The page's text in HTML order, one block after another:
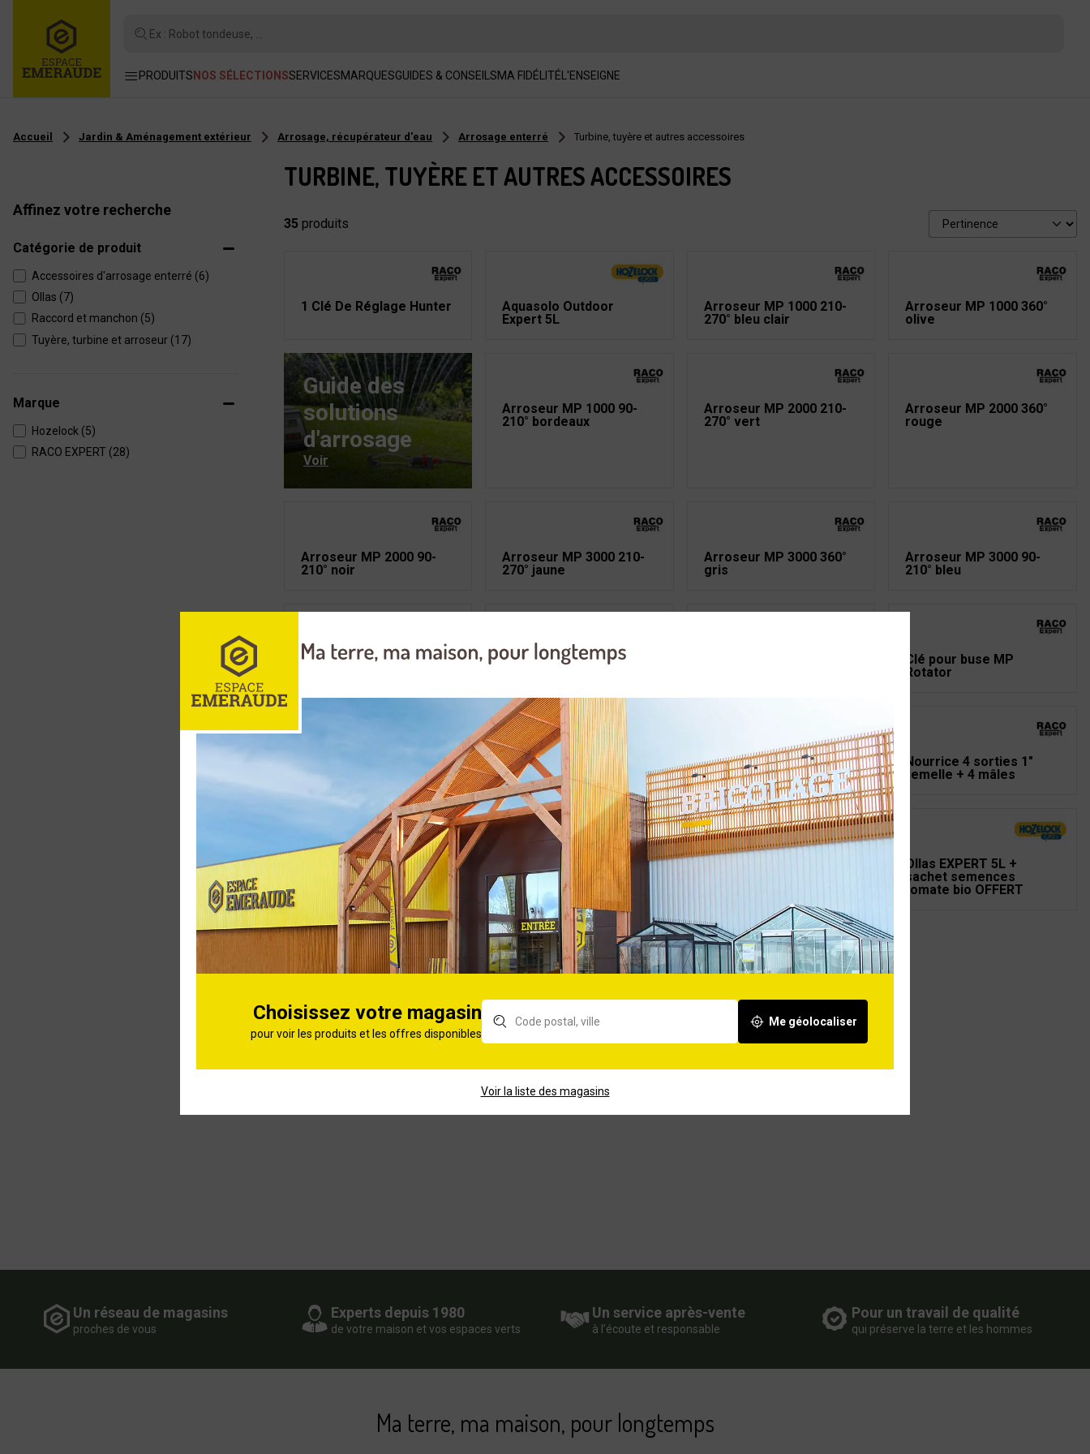
Ex : Robot tondeuse, ...
PRODUITS NOS SÉLECTIONSSERVICESMARQUESGUIDES & CONSEILSMA FIDÉLITÉL'ENSEIGNE
Accueil Jardin & Aménagement extérieur Arrosage, récupérateur d'eau Arrosage enterré Turbine, tuyère et autres accessoires
Affinez votre recherche
Catégorie de produit
Accessoires d'arrosage enterré (6)
Ollas (7)
Raccord et manchon (5)
Tuyère, turbine et arroseur (17)
Marque
Hozelock (5)
RACO EXPERT (28)
TURBINE, TUYÈRE ET AUTRES ACCESSOIRES
35 produits
1 Clé De Réglage Hunter
Aquasolo Outdoor
Expert 5L
Arroseur MP 1000 210-
270° bleu clair
Arroseur MP 1000 360°
olive
Guide des
solutions
d'arrosage
Voir
Arroseur MP 1000 90-
210° bordeaux
Arroseur MP 2000 210-
270° vert
Arroseur MP 2000 360°
rouge
Arroseur MP 2000 90-
210° noir
Arroseur MP 3000 210-
270° jaune
Arroseur MP 3000 360°
gris
Arroseur MP 3000 90-
210° bleu
Bouche d'arrosage
Canne pour clapet vanne
Clé pour buse MP
Rotator
Connexions étanches X2
Electrovanne PGV-100
HUNTER FF 1' 9V
Electrovanne PGV-100
HUNTER MM 1' 24V
Nourrice 4 sorties 1"
femelle + 4 mâles
Olla à piquer POTERIE
JAMET 0,5L vert mat
Ollas d'irrigation
POTERIE JAMET Origin
n°4 6L
Ollas EXPERT 5L +
sachet semences
tomate bio OFFERT
Un réseau de magasins
proches de vous
Experts depuis 1980
de votre maison et vos espaces verts
Un service après-vente
à l’écoute et responsable
Pour un travail de qualité
qui préserve la terre et les hommes
Ma terre, ma maison, pour longtemps
Choisissez votre magasin
pour voir les produits et les offres disponibles
Me géolocaliser
Voir la liste des magasins